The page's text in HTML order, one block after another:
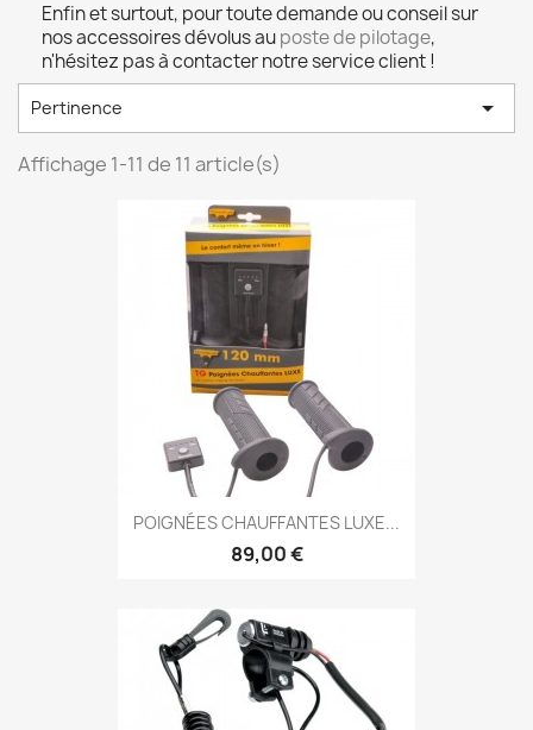
Enfin et surtout, pour toute demande ou conseil sur
nos accessoires dévolus auposte de pilotage,
n'hésitez pas à contacter notre service client !
Pertinence 
Affichage 1-11 de 11 article(s)
POIGNÉES CHAUFFANTES LUXE...
89,00 €